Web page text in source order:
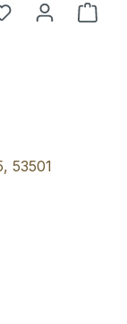
Du hast 0
53501